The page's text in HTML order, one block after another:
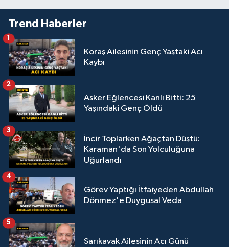
Trend Haberler
Koraş Ailesinin Genç Yaştaki Acı
Kaybı
1
Asker Eğlencesi Kanlı Bitti: 25
Yaşındaki Genç Öldü
2
İncir Toplarken Ağaçtan Düştü:
Karaman'da Son Yolculuğuna
Uğurlandı
3
Görev Yaptığı İtfaiyeden Abdullah
Dönmez'e Duygusal Veda
4
Sarıkavak Ailesinin Acı Günü
5